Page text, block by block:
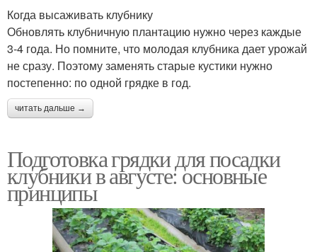
Когда высаживать клубнику
Обновлять клубничную плантацию нужно через каждые
3-4 года. Но помните, что молодая клубника дает урожай
не сразу. Поэтому заменять старые кустики нужно
постепенно: по одной грядке в год.
читать дальше →
Подготовка грядки для посадки
клубники в августе: основные
принципы